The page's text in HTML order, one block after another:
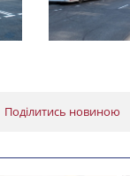
Поділитись новиною